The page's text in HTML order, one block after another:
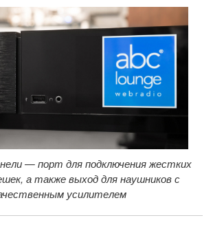
— порт для подключения жестких
а также выход для наушников с
усилителем